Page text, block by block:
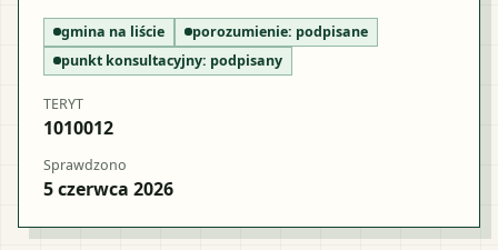
gmina na liście porozumienie: podpisane
punkt konsultacyjny: podpisany
TERYT
1010012
Sprawdzono
5 czerwca 2026